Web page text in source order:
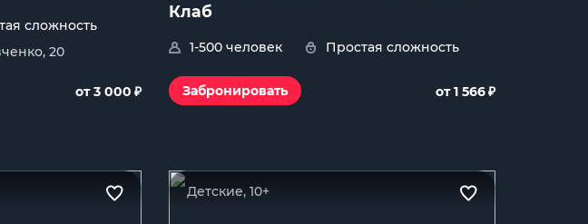
сложность
20
от 3 000 ₽
Клаб
1-500 человек Простая сложность
Забронировать от 1 566₽
Детские, 10+